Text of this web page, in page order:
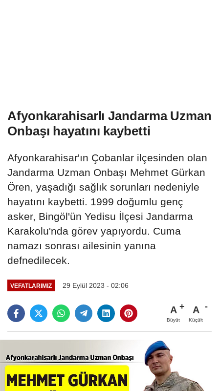
Afyonkarahisarlı Jandarma Uzman
Onbaşı hayatını kaybetti
Afyonkarahisar'ın Çobanlar ilçesinden olan
Jandarma Uzman Onbaşı Mehmet Gürkan
Ören, yaşadığı sağlık sorunları nedeniyle
hayatını kaybetti. 1999 doğumlu genç
asker, Bingöl'ün Yedisu İlçesi Jandarma
Karakolu'nda görev yapıyordu. Cuma
namazı sonrası ailesinin yanına
defnedilecek.
VEFATLARIMIZ 29 Eylül 2023 - 02:06
A
Büyüt
A
Küçült